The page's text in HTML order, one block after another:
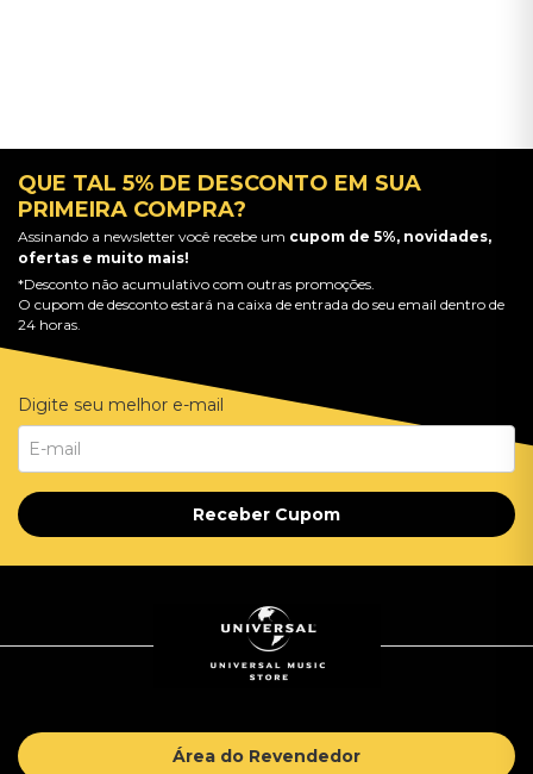
QUE TAL 5% DE DESCONTO EM SUA
PRIMEIRA COMPRA?
Assinando a newsletter você recebe um cupom de 5%, novidades,
ofertas e muito mais!
*Desconto não acumulativo com outras promoções.
O cupom de desconto estará na caixa de entrada do seu email dentro de
24 horas.
Digite seu melhor e-mail
Receber Cupom
Área do Revendedor